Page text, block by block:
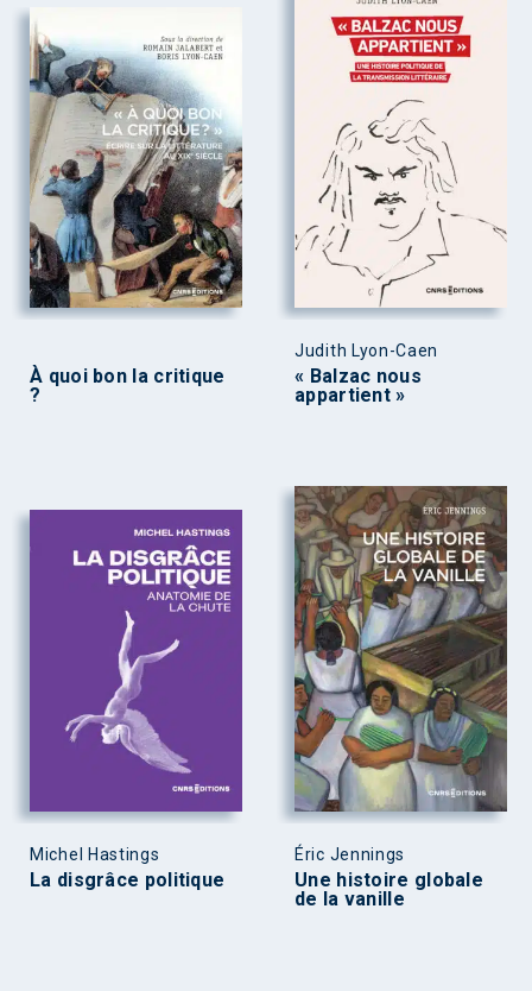
À quoi bon la critique
?
Judith Lyon-Caen
« Balzac nous
appartient »
Michel Hastings
La disgrâce politique
Éric Jennings
Une histoire globale
de la vanille